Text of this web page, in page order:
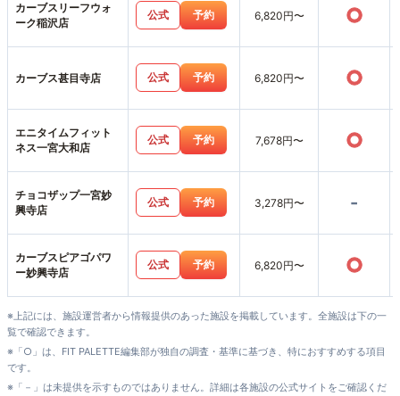
カーブスリーフウォ
ーク稲沢店
公式 予約 6,820円〜 ○
カーブス甚目寺店 公式 予約 6,820円〜 ○
エニタイムフィット
ネス一宮大和店
公式 予約 7,678円〜 ○
チョコザップ一宮妙
興寺店
公式 予約 3,278円〜 -
カーブスピアゴパワ
ー妙興寺店
公式 予約 6,820円〜 ○
※上記には、施設運営者から情報提供のあった施設を掲載しています。全施設は下の一
覧で確認できます。
※「○」は、FIT PALETTE編集部が独自の調査・基準に基づき、特におすすめする項目
です。
※「－」は未提供を示すものではありません。詳細は各施設の公式サイトをご確認くだ